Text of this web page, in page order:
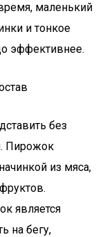
маленький
и тонкое
эффективнее.
без
Пирожок
из мяса,
является
на бегу,